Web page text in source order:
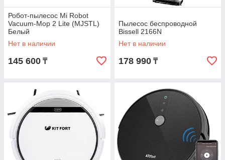
Робот-пылесос Mi Robot
Vacuum-Mop 2 Lite (MJSTL)
Белый
Нет в наличии
145 600 ₸
Пылесос беспроводной
Bissell 2166N
Нет в наличии
178 990 ₸